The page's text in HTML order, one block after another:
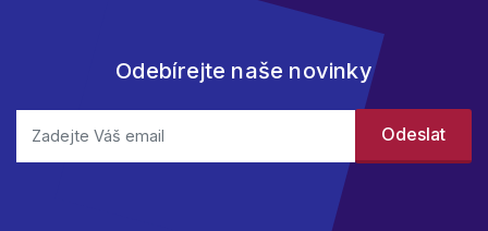
Odebírejte naše novinky